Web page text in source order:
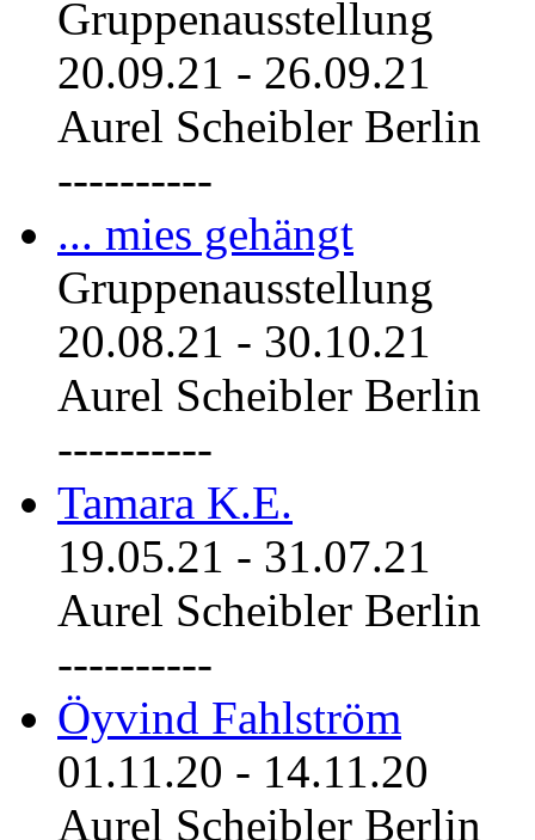
Gruppenausstellung
20.09.21 - 26.09.21
Aurel Scheibler Berlin
----------
... mies gehängt
Gruppenausstellung
20.08.21 - 30.10.21
Aurel Scheibler Berlin
----------
Tamara K.E.
19.05.21 - 31.07.21
Aurel Scheibler Berlin
----------
Öyvind Fahlström
01.11.20 - 14.11.20
Aurel Scheibler Berlin